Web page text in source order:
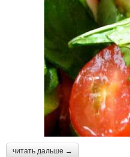
читать дальше →